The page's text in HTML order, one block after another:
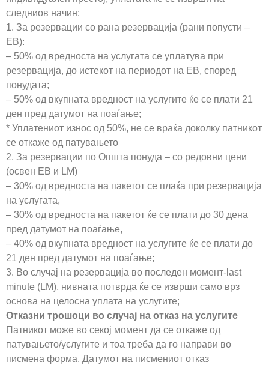
следниов начин:
1. За резервации со рана резервација (рани попусти –
EB):
– 50% од вредноста на услугата се уплатува при
резервација, до истекот на периодот на ЕВ, според
понудата;
– 50% од вкупната вредност на услугите ќе се плати 21
ден пред датумот на поаѓање;
* Уплатениот износ од 50%, не се враќа доколку патникот
се откаже од патувањето
2. За резервации по Општа понуда – со редовни цени
(освен EB и LM)
– 30% од вредноста на пакетот се плаќа при резервација
на услугата,
– 30% од вредноста на пакетот ќе се плати до 30 дена
пред датумот на поаѓање,
– 40% од вкупната вредност на услугите ќе се плати до
21 ден пред датумот на поаѓање;
3. Во случај на резервација во последен момент-last
minute (LM), нивната потврда ќе се изврши само врз
основа на целосна уплата на услугите;
Отказни трошоци во случај на отказ на услугите
Патникот може во секој момент да се откаже од
патувањето/услугите и тоа треба да го направи во
писмена форма. Датумот на писмениот отказ